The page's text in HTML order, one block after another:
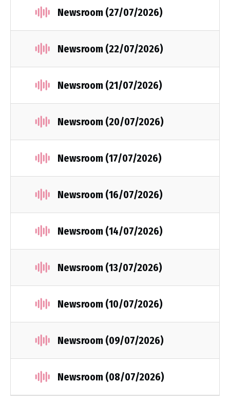
Newsroom (27/07/2026)
Newsroom (22/07/2026)
Newsroom (21/07/2026)
Newsroom (20/07/2026)
Newsroom (17/07/2026)
Newsroom (16/07/2026)
Newsroom (14/07/2026)
Newsroom (13/07/2026)
Newsroom (10/07/2026)
Newsroom (09/07/2026)
Newsroom (08/07/2026)